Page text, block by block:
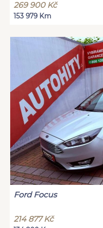
269 900 Kč
153 979 Km
Ford Focus
214 877 Kč